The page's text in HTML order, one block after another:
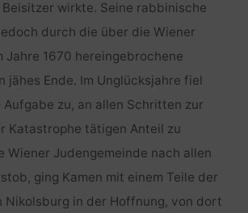
Beisitzer wirkte. Seine rabbinische
durch die über die Wiener
Jahre 1670 hereingebrochene
jähes Ende. Im Unglücksjahre fiel
zu, an allen Schritten zur
Katastrophe tätigen Anteil zu
Wiener Judengemeinde nach allen
ging Kamen mit einem Teile der
Nikolsburg in der Hoffnung, von dort